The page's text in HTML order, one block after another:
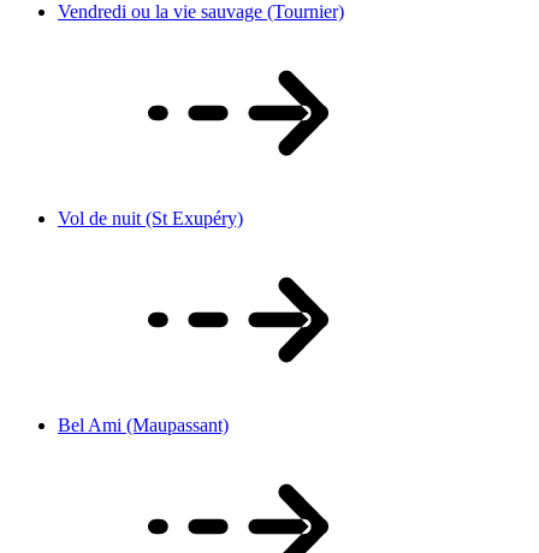
Vendredi ou la vie sauvage (Tournier)
Vol de nuit (St Exupéry)
Bel Ami (Maupassant)